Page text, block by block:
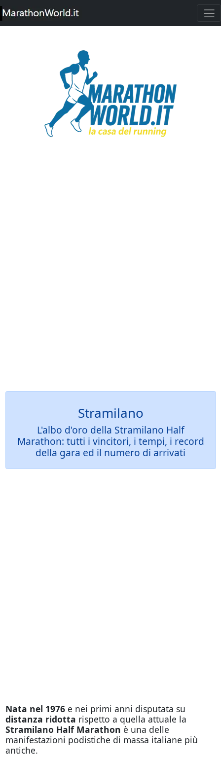
Stramilano
L'albo d'oro della Stramilano Half
Marathon: tutti i vincitori, i tempi, i record
della gara ed il numero di arrivati
Nata nel 1976e nei primi anni disputata su
distanza ridotta rispetto a quella attuale la
Stramilano Half Marathon è una delle
manifestazioni podistiche di massa italiane più
antiche.